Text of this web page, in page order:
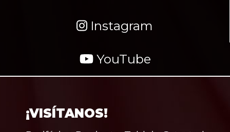
Instagram
YouTube
¡VISÍTANOS!